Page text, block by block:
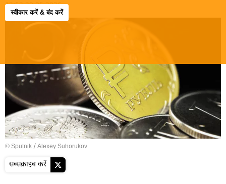
स्वीकार करें & बंद करें
13:53 30.05.2026
© Sputnik / Alexey Suhorukov
सब्सक्राइब करें